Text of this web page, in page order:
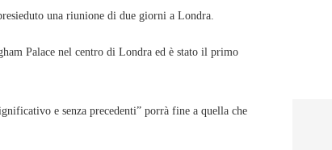
una riunione di due giorni a Londra.
Palace nel centro di Londra ed è stato il primo
e senza precedenti” porrà fine a quella che